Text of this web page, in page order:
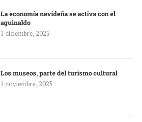
La economía navideña se activa con el
aguinaldo
1 diciembre, 2025
Los museos, parte del turismo cultural
1 noviembre, 2025